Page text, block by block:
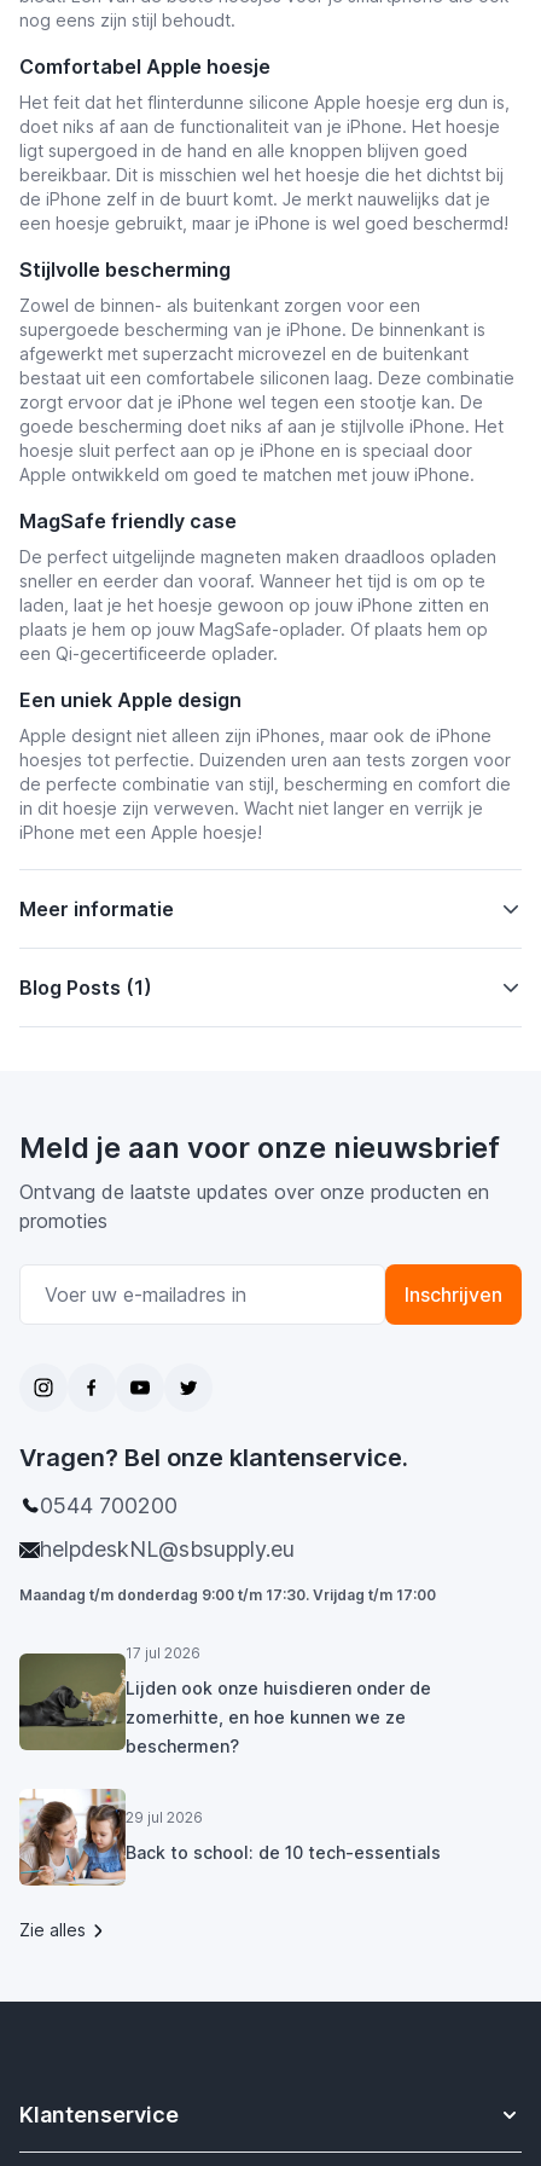
nog eens zijn stijl behoudt.
Comfortabel Apple hoesje
Het feit dat het flinterdunne silicone Apple hoesje erg dun is,
doet niks af aan de functionaliteit van je iPhone. Het hoesje
ligt supergoed in de hand en alle knoppen blijven goed
bereikbaar. Dit is misschien wel het hoesje die het dichtst bij
de iPhone zelf in de buurt komt. Je merkt nauwelijks dat je
een hoesje gebruikt, maar je iPhone is wel goed beschermd!
Stijlvolle bescherming
Zowel de binnen- als buitenkant zorgen voor een
supergoede bescherming van je iPhone. De binnenkant is
afgewerkt met superzacht microvezel en de buitenkant
bestaat uit een comfortabele siliconen laag. Deze combinatie
zorgt ervoor dat je iPhone wel tegen een stootje kan. De
goede bescherming doet niks af aan je stijlvolle iPhone. Het
hoesje sluit perfect aan op je iPhone en is speciaal door
Apple ontwikkeld om goed te matchen met jouw iPhone.
MagSafe friendly case
De perfect uitgelijnde magneten maken draadloos opladen
sneller en eerder dan vooraf. Wanneer het tijd is om op te
laden, laat je het hoesje gewoon op jouw iPhone zitten en
plaats je hem op jouw MagSafe-oplader. Of plaats hem op
een Qi-gecertificeerde oplader.
Een uniek Apple design
Apple designt niet alleen zijn iPhones, maar ook de iPhone
hoesjes tot perfectie. Duizenden uren aan tests zorgen voor
de perfecte combinatie van stijl, bescherming en comfort die
in dit hoesje zijn verweven. Wacht niet langer en verrijk je
iPhone met een Apple hoesje!
Meer informatie
Blog Posts (1)
Meld je aan voor onze nieuwsbrief
Ontvang de laatste updates over onze producten en
promoties
Inschrijven
Vragen? Bel onze klantenservice.
0544 700200
helpdeskNL@sbsupply.eu
Maandag t/m donderdag 9:00 t/m 17:30. Vrijdag t/m 17:00
17 jul 2026
Lijden ook onze huisdieren onder de
zomerhitte, en hoe kunnen we ze
beschermen?
29 jul 2026
Back to school: de 10 tech-essentials
Zie alles
Klantenservice